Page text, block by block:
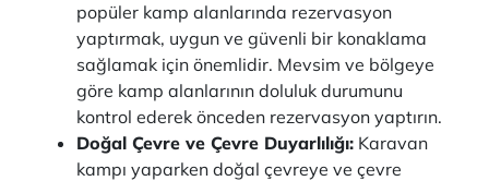
popüler kamp alanlarında rezervasyon
yaptırmak, uygun ve güvenli bir konaklama
sağlamak için önemlidir. Mevsim ve bölgeye
göre kamp alanlarının doluluk durumunu
kontrol ederek önceden rezervasyon yaptırın.
Doğal Çevre ve Çevre Duyarlılığı: Karavan
kampı yaparken doğal çevreye ve çevre